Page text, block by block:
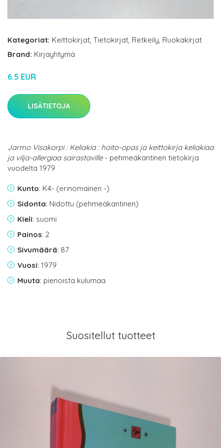
Kategoriat: Keittokirjat Tietokirjat Retkeily Ruokakirjat
Brand: Kirjayhtymä
6.5 EUR
LISÄTIETOJA
Jarmo Visakorpi : Keliakia : hoito-opas ja keittokirja keliakiaa
ja vilja-allergiaa sairastaville- pehmeäkantinen tietokirja
vuodelta 1979
Kunto: K4- (erinomainen -)
Sidonta: Nidottu (pehmeäkantinen)
Kieli: suomi
Painos: 2
Sivumäärä: 87
Vuosi: 1979
Muuta: pienoista kulumaa
Suositellut tuotteet